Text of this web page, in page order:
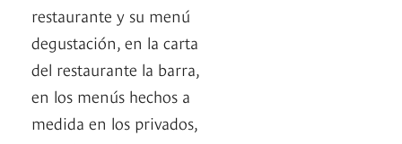
restaurante y su menú
degustación, en la carta
del restaurante la barra,
en los menús hechos a
medida en los privados,